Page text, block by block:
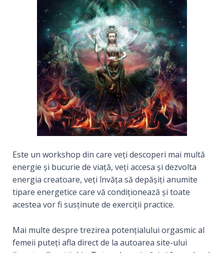
Este un workshop din care veți descoperi mai multă
energie și bucurie de viață, veți accesa și dezvolta
energia creatoare, veți învăța să depășiți anumite
tipare energetice care vă condiționează și toate
acestea vor fi susținute de exerciții practice.
Mai multe despre trezirea potențialului orgasmic al
femeii puteți afla direct de la autoarea site-ului